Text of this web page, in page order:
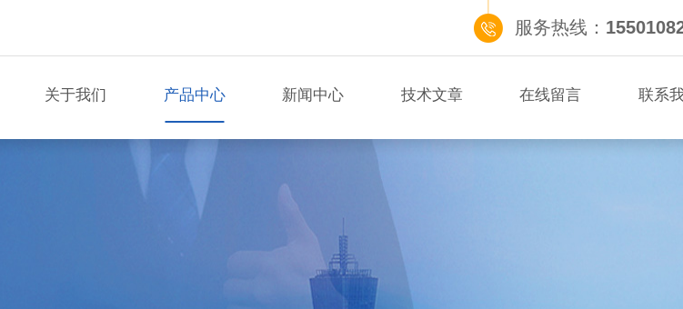
服务热线：
关于我们 产品中心 新闻中心 技术文章 在线留言 联系